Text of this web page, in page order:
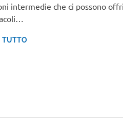
intermedie che ci possono
TUTTO